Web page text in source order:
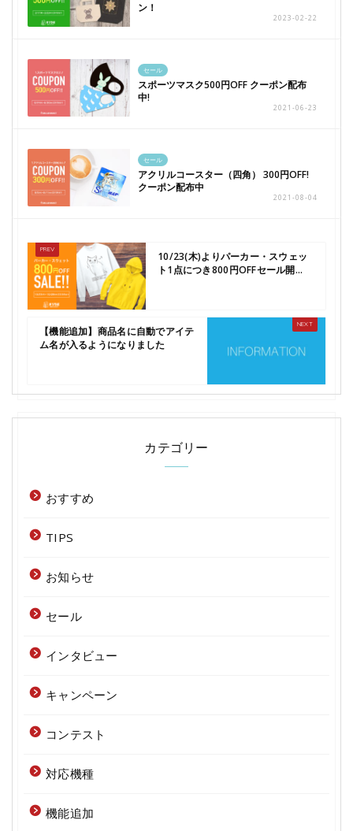
ン！
2023-02-22
セール
スポーツマスク500円OFF クーポン配布
中!
2021-06-23
セール
アクリルコースター（四角） 300円OFF!
クーポン配布中
2021-08-04
10/23(木)よりパーカー・スウェッ
ト1点につき800円OFFセール開...
【機能追加】商品名に自動でアイテ
ム名が入るようになりました
カテゴリー
おすすめ
TIPS
お知らせ
セール
インタビュー
キャンペーン
コンテスト
対応機種
機能追加